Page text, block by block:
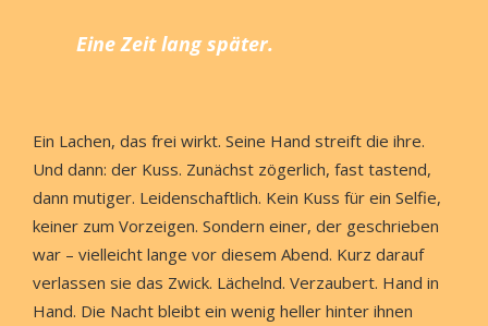
Eine Zeit lang später.
Ein Lachen, das frei wirkt. Seine Hand streift die ihre.
Und dann: der Kuss. Zunächst zögerlich, fast tastend,
dann mutiger. Leidenschaftlich. Kein Kuss für ein Selfie,
keiner zum Vorzeigen. Sondern einer, der geschrieben
war – vielleicht lange vor diesem Abend. Kurz darauf
verlassen sie das Zwick. Lächelnd. Verzaubert. Hand in
Hand. Die Nacht bleibt ein wenig heller hinter ihnen